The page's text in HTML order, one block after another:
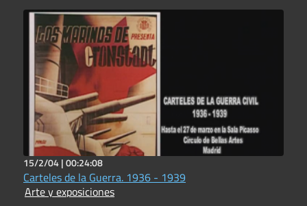
15/2/04 |00:24:08
Carteles de la Guerra. 1936 - 1939
Arte y exposiciones